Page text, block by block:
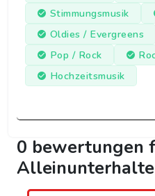
Stimmungsmusik
Oldies / Evergreens
Pop / Rock
Hochzeitsmusik
0 bewertungen